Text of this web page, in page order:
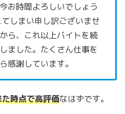
お時間よろしいでしょう
しまい申し訳ございませ
ら、これ以上バイトを続
ました。たくさん仕事を
感謝しています。
時点で高評価なはずです。